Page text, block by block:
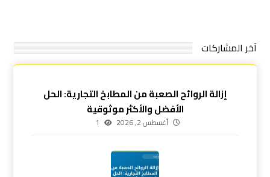
آخر المشاركات
إزالة الروائح الصعبة من المطابخ التجارية: الحل
الأفضل والأكثر موثوقية
أغسطس 2, 2026 1